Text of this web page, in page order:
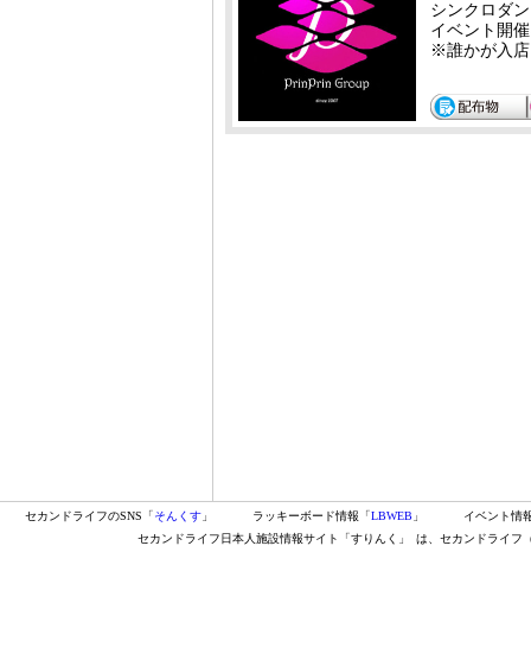
シンクロダ
イベント開
※誰かが入
セカンドライフのSNS「そんくす 」 ラッキーボード情報「LBWEB 」
イベント情
セカンドライフ日本人施設情報サイト「すりんく」
は、セカンドライフ